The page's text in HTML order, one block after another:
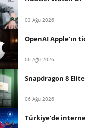
03 Ağu 2026
OpenAI Apple’ın
06 Ağu 2026
Snapdragon 8
06 Ağu 2026
Türkiye’de